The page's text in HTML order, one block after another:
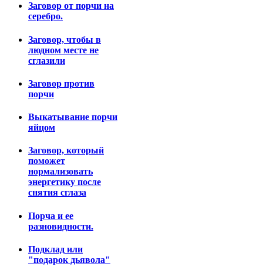
Заговор от порчи на
серебро.
Заговор, чтобы в
людном месте не
сглазили
Заговор против
порчи
Выкатывание порчи
яйцом
Заговор, который
поможет
нормализовать
энергетику после
снятия сглаза
Порча и ее
разновидности.
Подклад или
"подарок дьявола"